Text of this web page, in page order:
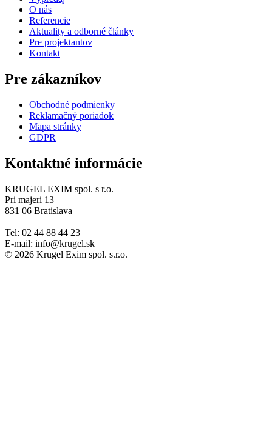
O nás
Referencie
Aktuality a odborné články
Pre projektantov
Kontakt
Pre zákazníkov
Obchodné podmienky
Reklamačný poriadok
Mapa stránky
GDPR
Kontaktné informácie
KRUGEL EXIM spol. s r.o.
Pri majeri 13
831 06 Bratislava
Tel: 02 44 88 44 23
E-mail: info@krugel.sk
© 2026 Krugel Exim spol. s.r.o.